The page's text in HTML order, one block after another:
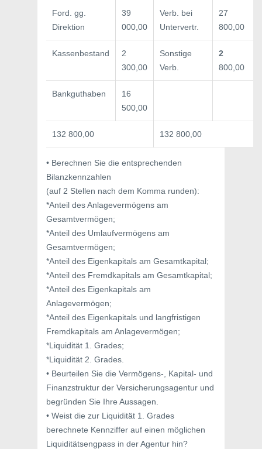
Ford. gg.
Direktion
39
000,00
Verb. bei
Untervertr.
27
800,00
Kassenbestand
2
300,00
Sonstige
Verb.
2
800,00
Bankguthaben
16
500,00
132 800,00 132 800,00
• Berechnen Sie die entsprechenden
Bilanzkennzahlen
(auf 2 Stellen nach dem Komma runden):
*Anteil des Anlagevermögens am
Gesamtvermögen;
*Anteil des Umlaufvermögens am
Gesamtvermögen;
*Anteil des Eigenkapitals am Gesamtkapital;
*Anteil des Fremdkapitals am Gesamtkapital;
*Anteil des Eigenkapitals am
Anlagevermögen;
*Anteil des Eigenkapitals und langfristigen
Fremdkapitals am Anlagevermögen;
*Liquidität 1. Grades;
*Liquidität 2. Grades.
• Beurteilen Sie die Vermögens-, Kapital- und
Finanzstruktur der Versicherungsagentur und
begründen Sie Ihre Aussagen.
• Weist die zur Liquidität 1. Grades
berechnete Kennziffer auf einen möglichen
Liquiditätsengpass in der Agentur hin?